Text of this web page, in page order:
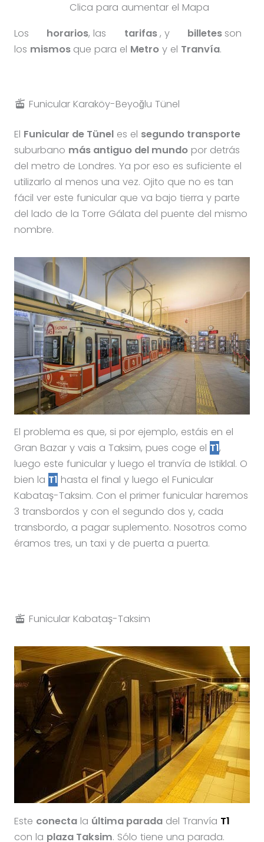
Clica para aumentar el Mapa
Los
horarios, las tarifas, y billetes son
los mismos que para el Metroy el Tranvía.
Funicular Karaköy-Beyoğlu Tünel
El Funicular de Tüneles el segundo transporte
suburbano más antiguo del mundopor detrás
del metro de Londres. Ya por eso es suficiente el
utilizarlo al menos una vez. Ojito que no es tan
fácil ver este funicular que va bajo tierra y parte
del lado de la Torre Gálata del puente del mismo
nombre.
El problema es que, si por ejemplo, estáis en el
Gran Bazar y vais a Taksim, pues coge el T1,
luego este funicular y luego el tranvía de Istiklal. O
bien la T1 hasta el final y luego el Funicular
Kabataş-Taksim. Con el primer funicular haremos
3 transbordos y con el segundo dos y, cada
transbordo, a pagar suplemento. Nosotros como
éramos tres, un taxi y de puerta a puerta.
Funicular Kabataş-Taksim
Este conectala última paradadel Tranvía T1
con la plaza Taksim. Sólo tiene una parada.